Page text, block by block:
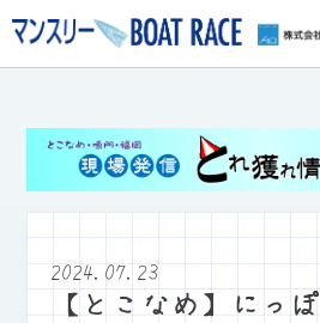
2024.07.23
【とこなめ】にっぽ